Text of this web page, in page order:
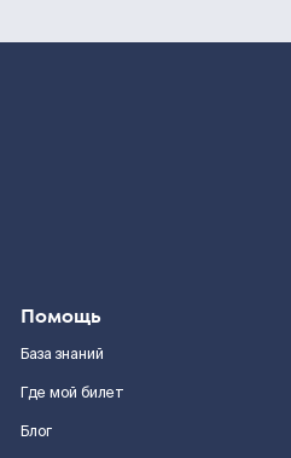
Помощь
База знаний
Где мой билет
Блог